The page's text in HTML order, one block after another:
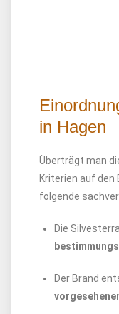
in Hagen
Überträgt man
Kriterien auf den
folgende
Die
Der Brand